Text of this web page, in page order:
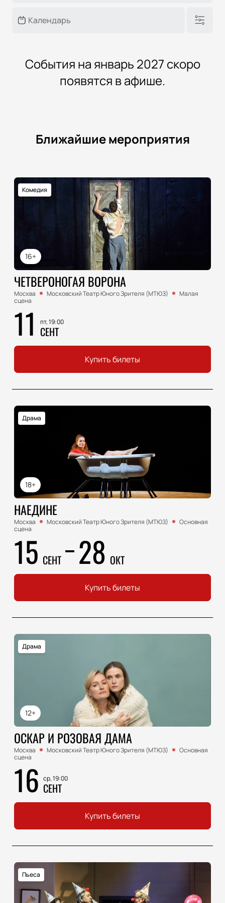
События на январь 2027 скоро
появятся в афише.
Ближайшие мероприятия
16+
Комедия
ЧЕТВЕРОНОГАЯ ВОРОНА
Москва Московский Театр Юного Зрителя (МТЮЗ)
Малая
сцена
11 пт, 19:00
СЕНТ
Купить билеты
18+
Драма
НАЕДИНЕ
Москва Московский Театр Юного Зрителя (МТЮЗ)
Основная
сцена
15 СЕНТ 28 ОКТ
Купить билеты
12+
Драма
ОСКАР И РОЗОВАЯ ДАМА
Москва Московский Театр Юного Зрителя (МТЮЗ)
Основная
сцена
16 ср, 19:00
СЕНТ
Купить билеты
Пьеса